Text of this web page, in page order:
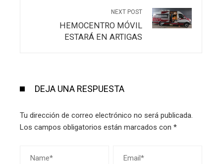
NEXT POST
HEMOCENTRO MÓVIL
ESTARÁ EN ARTIGAS
DEJA UNA RESPUESTA
Tu dirección de correo electrónico no será publicada.
Los campos obligatorios están marcados con *